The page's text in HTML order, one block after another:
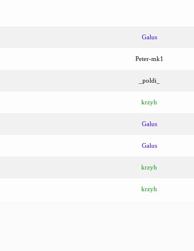
Galus
Peter-mk1
_poldi_
krzyh
Galus
Galus
krzyh
krzyh